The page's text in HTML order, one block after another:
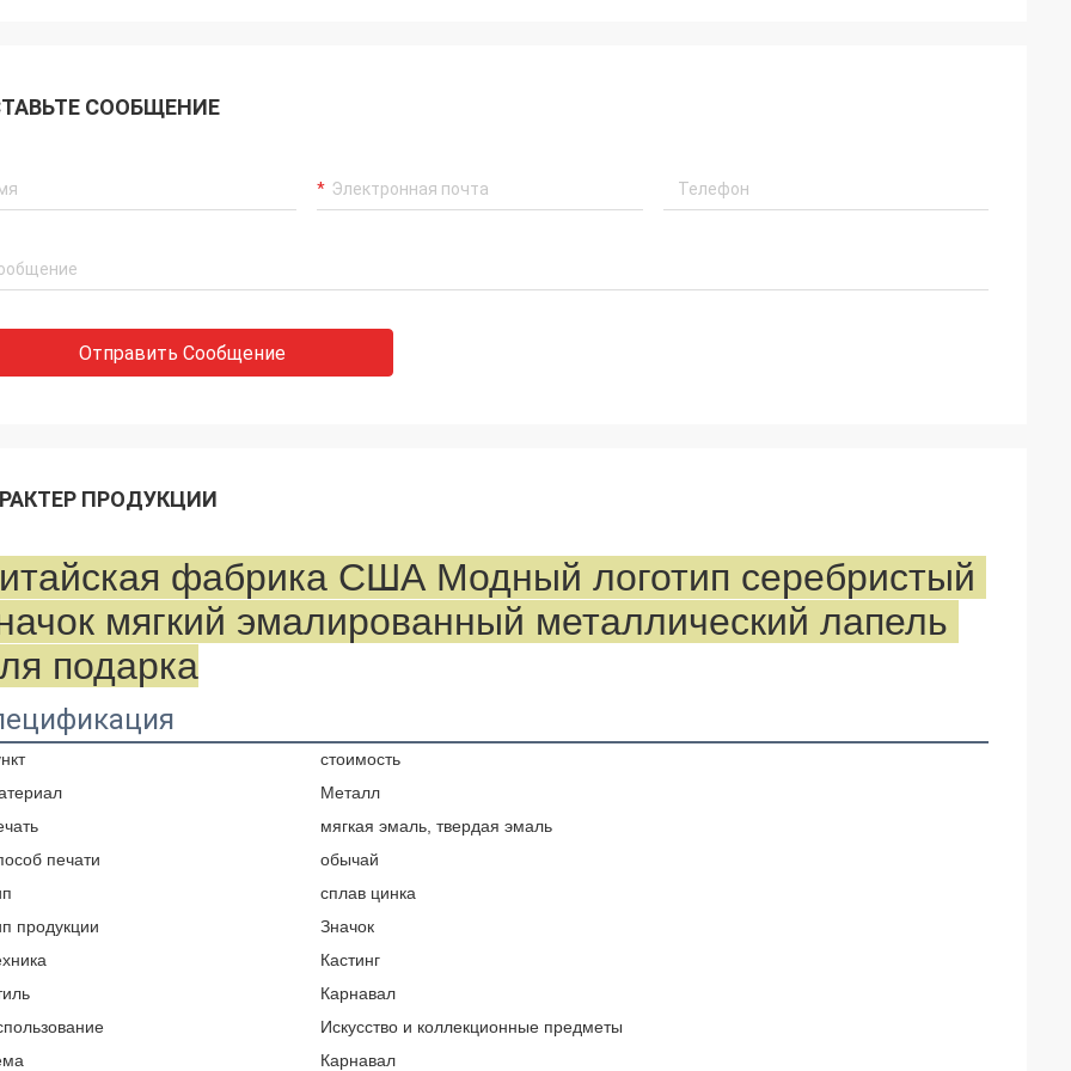
СООБЩЕНИЕ
Отправить Сообщение
ПРОДУКЦИИ
фабрика США Модный логотип серебристый
мягкий эмалированный металлический лапель
подарка
стоимость
Металл
мягкая эмаль, твердая эмаль
печати
обычай
сплав цинка
продукции
Значок
Кастинг
Карнавал
Искусство и коллекционные предметы
Карнавал